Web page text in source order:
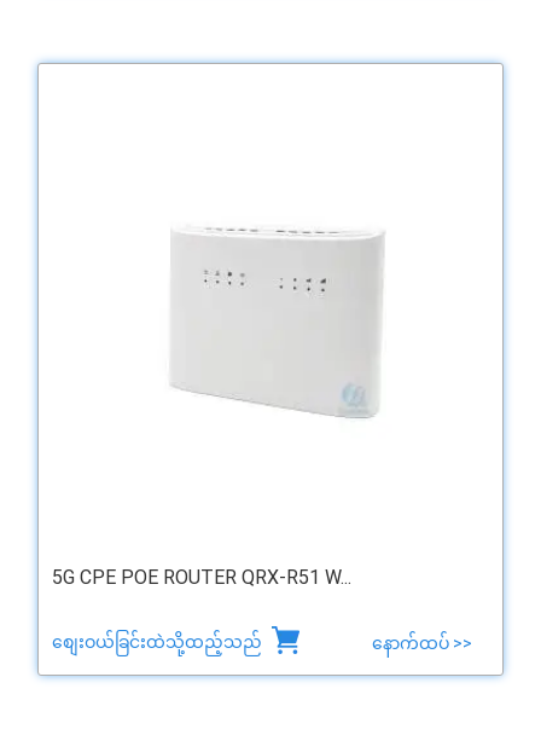
5G CPE POE ROUTER QRX-R51 W...
စျေးဝယ်ခြင်းထဲသို့ထည့်သည် နောက်ထပ် >>